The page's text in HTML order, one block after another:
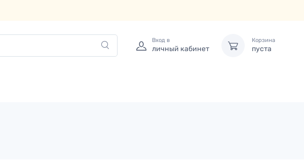
Вход в
личный кабинет
Корзина
пуста